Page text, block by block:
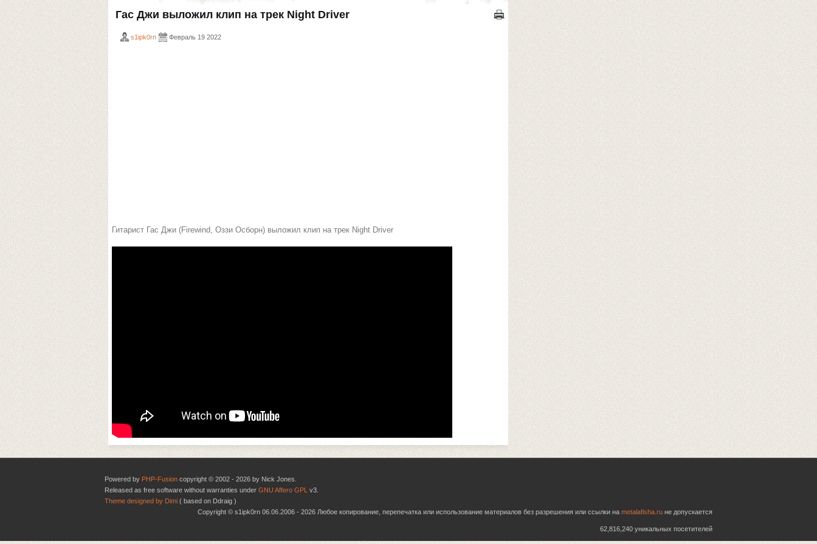
Гас Джи выложил клип на трек Night Driver
s1ipk0rn Февраль 19 2022
Гитарист Гас Джи (Firewind, Оззи Осборн) выложил клип на трек Night Driver
Powered by PHP-Fusion copyright © 2002 - 2026 by Nick Jones.
Released as free software without warranties under GNU Affero GPL v3.
Theme designed by Dimi ( based on Ddraig )
Copyright © s1ipk0rn 06.06.2006 - 2026 Любое копирование, перепечатка или использование материалов без разрешения или ссылки на metalafisha.ru не допускается
62,816,240 уникальных посетителей